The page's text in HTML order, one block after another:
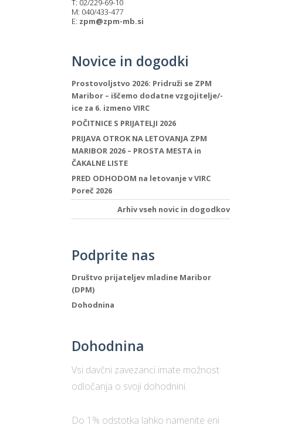
T: 02/229-69-10
M: 040/433-477
E: zpm@zpm-mb.si
Novice in dogodki
Prostovoljstvo 2026: Pridruži se ZPM
Maribor – iščemo dodatne vzgojitelje/-
ice za 6. izmeno VIRC
POČITNICE S PRIJATELJI 2026
PRIJAVA OTROK NA LETOVANJA ZPM
MARIBOR 2026 – PROSTA MESTA in
ČAKALNE LISTE
PRED ODHODOM na letovanje v VIRC
Poreč 2026
Arhiv vseh novic in dogodkov
Podprite nas
Društvo prijateljev mladine Maribor
(DPM)
Dohodnina
Dohodnina
Vsi davčni zavezanci imate možnost
odločanja o svoji dohodnini.
Do 1% odstotka lahko namenite eni